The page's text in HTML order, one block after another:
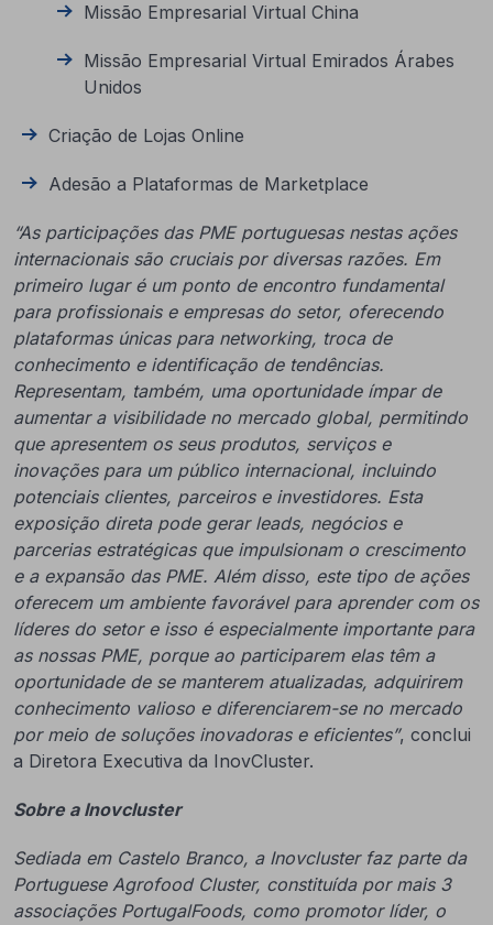
Missão Empresarial Virtual China
Missão Empresarial Virtual Emirados Árabes
Unidos
Criação de Lojas Online
Adesão a Plataformas de Marketplace
“As participações das PME portuguesas nestas ações
internacionais são cruciais por diversas razões. Em
primeiro lugar é um ponto de encontro fundamental
para profissionais e empresas do setor, oferecendo
plataformas únicas para networking, troca de
conhecimento e identificação de tendências.
Representam, também, uma oportunidade ímpar de
aumentar a visibilidade no mercado global, permitindo
que apresentem os seus produtos, serviços e
inovações para um público internacional, incluindo
potenciais clientes, parceiros e investidores. Esta
exposição direta pode gerar leads, negócios e
parcerias estratégicas que impulsionam o crescimento
e a expansão das PME. Além disso, este tipo de ações
oferecem um ambiente favorável para aprender com os
líderes do setor e isso é especialmente importante para
as nossas PME, porque ao participarem elas têm a
oportunidade de se manterem atualizadas, adquirirem
conhecimento valioso e diferenciarem-se no mercado
por meio de soluções inovadoras e eficientes”, conclui
a Diretora Executiva da InovCluster.
Sobre a Inovcluster
Sediada em Castelo Branco, a Inovcluster faz parte da
Portuguese Agrofood Cluster, constituída por mais 3
associações PortugalFoods, como promotor líder, o